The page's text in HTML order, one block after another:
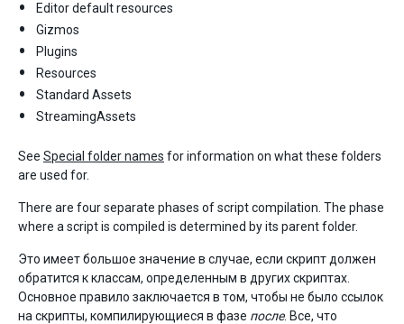
Editor default resources
Gizmos
Plugins
Resources
Standard Assets
StreamingAssets
See Special folder names for information on what these folders
are used for.
There are four separate phases of script compilation. The phase
where a script is compiled is determined by its parent folder.
Это имеет большое значение в случае, если скрипт должен
обратится к классам, определенным в других скриптах.
Основное правило заключается в том, чтобы не было ссылок
на скрипты, компилирующиеся в фазе после. Все, что